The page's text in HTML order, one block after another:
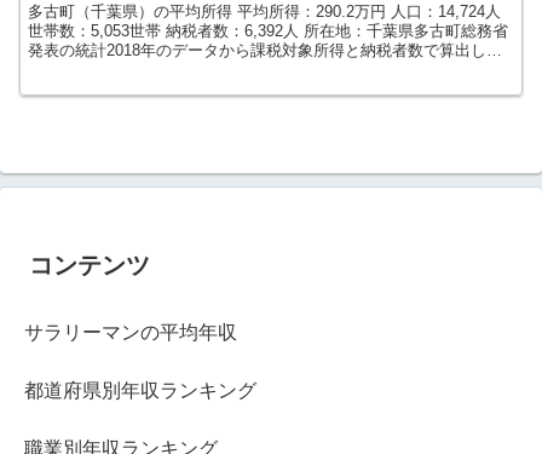
多古町（千葉県）の平均所得 平均所得：290.2万円 人口：14,724人
世帯数：5,053世帯 納税者数：6,392人 所在地：千葉県多古町総務省
発表の統計2018年のデータから課税対象所得と納税者数で算出しま
コンテンツ
サラリーマンの平均年収
都道府県別年収ランキング
職業別年収ランキング